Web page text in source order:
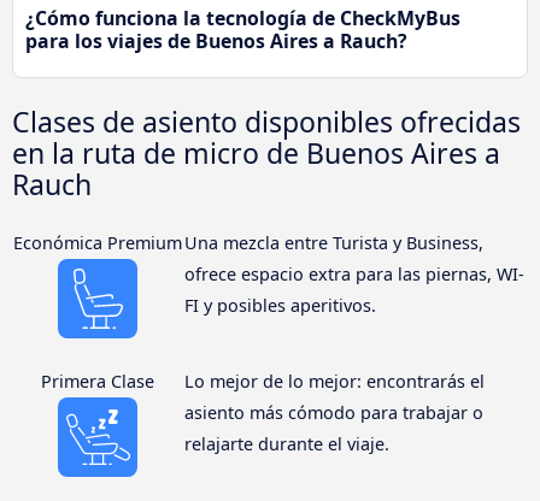
¿Cómo funciona la tecnología de CheckMyBus
para los viajes de Buenos Aires a Rauch?
Clases de asiento disponibles ofrecidas
en la ruta de micro de Buenos Aires a
Rauch
Económica PremiumUna mezcla entre Turista y Business,
ofrece espacio extra para las piernas, WI-
FI y posibles aperitivos.
Primera Clase
Lo mejor de lo mejor: encontrarás el
asiento más cómodo para trabajar o
relajarte durante el viaje.